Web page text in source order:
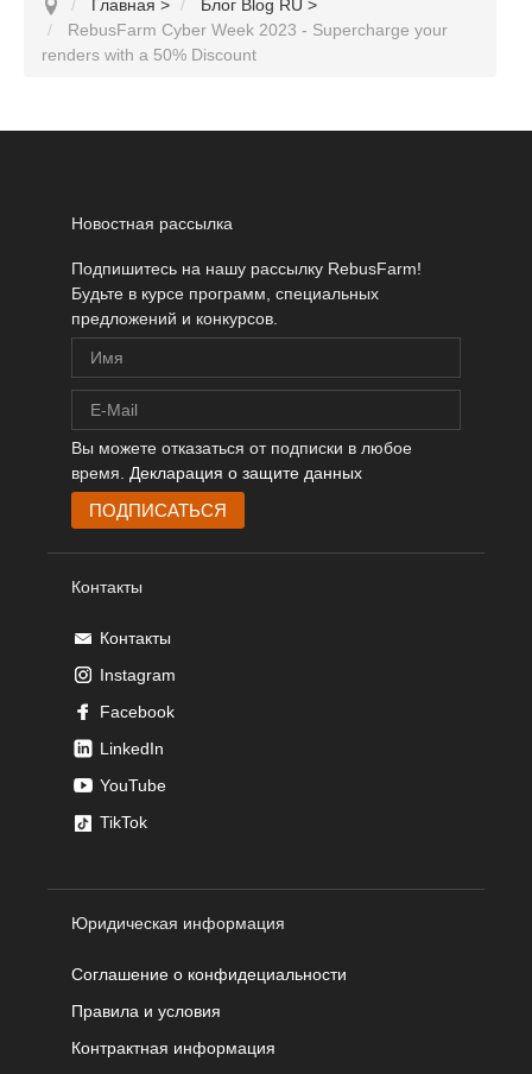
Главная > Блог Blog RU >
RebusFarm Cyber Week 2023 - Supercharge your
renders with a 50% Discount
Новостная рассылка
Подпишитесь на нашу рассылку RebusFarm!
Будьте в курсе программ, специальных
предложений и конкурсов.
Вы можете отказаться от подписки в любое
время. Декларация о защите данных
Контакты
Контакты
Instagram
Facebook
LinkedIn
YouTube
TikTok
Юридическая информация
Соглашение о конфидециальности
Правила и условия
Контрактная информация